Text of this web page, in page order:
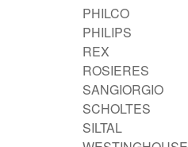
PHILCO
PHILIPS
REX
ROSIERES
SANGIORGIO
SCHOLTES
SILTAL